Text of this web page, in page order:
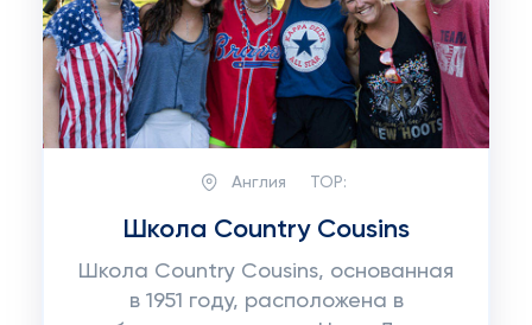
Англия TOP:
Школа Country Cousins
Школа Country Cousins, основанная
в 1951 году, расположена в